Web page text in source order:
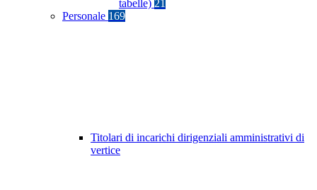
tabelle) 21
Personale 169
Titolari di incarichi dirigenziali amministrativi di
vertice